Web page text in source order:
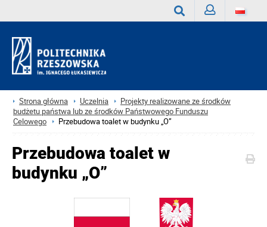
Strona główna Uczelnia
Projekty realizowane ze środków
budżetu państwa lub ze środków Państwowego Funduszu
Celowego
Przebudowa toalet w budynku „O”
Przebudowa toalet w
budynku „O”